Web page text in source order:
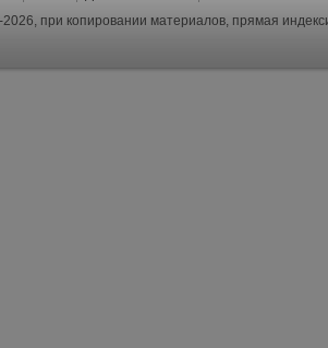
при копировании материалов, прямая